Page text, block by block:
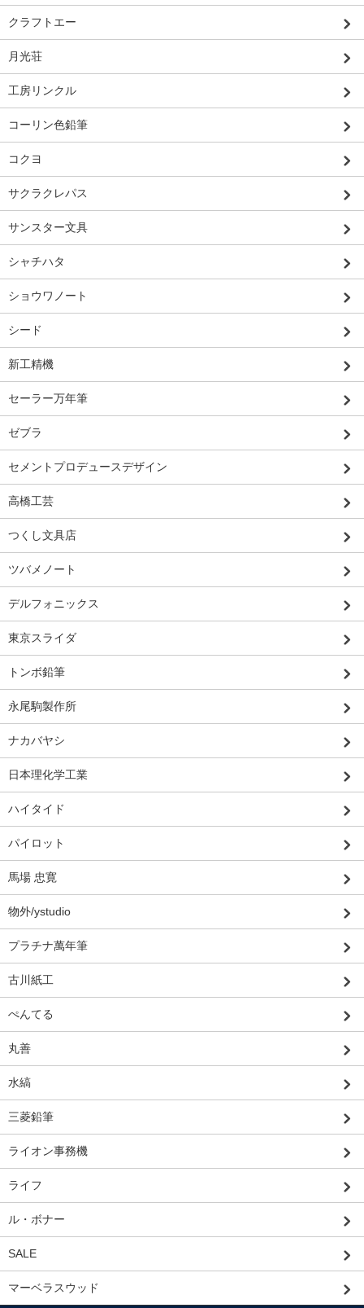
クラフトエー
月光荘
工房リンクル
コーリン色鉛筆
コクヨ
サクラクレパス
サンスター文具
シャチハタ
ショウワノート
シード
新工精機
セーラー万年筆
ゼブラ
セメントプロデュースデザイン
高橋工芸
つくし文具店
ツバメノート
デルフォニックス
東京スライダ
トンボ鉛筆
永尾駒製作所
ナカバヤシ
日本理化学工業
ハイタイド
パイロット
馬場 忠寛
物外/ystudio
プラチナ萬年筆
古川紙工
ぺんてる
丸善
水縞
三菱鉛筆
ライオン事務機
ライフ
ル・ボナー
SALE
マーベラスウッド